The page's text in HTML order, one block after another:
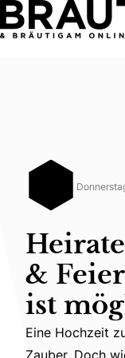
Heiraten an
&
ist
Eine Hochzeit
Eine Hochzeit